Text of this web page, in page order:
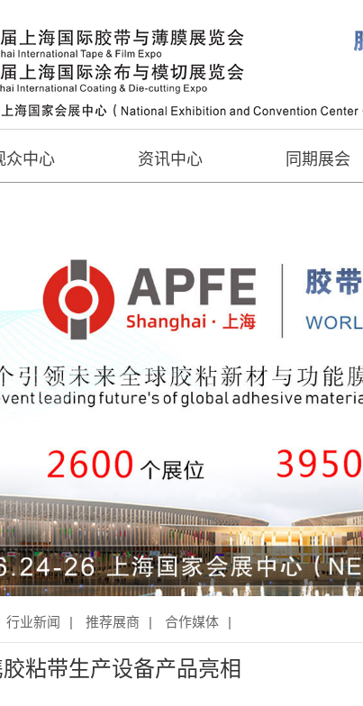
众中心 资讯中心 同期展会
行业新闻 | 推荐展商 | 合作媒体 |
粘带生产设备产品亮相